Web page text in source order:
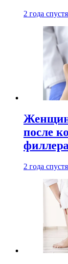
2 года спустя
после
2 года спустя